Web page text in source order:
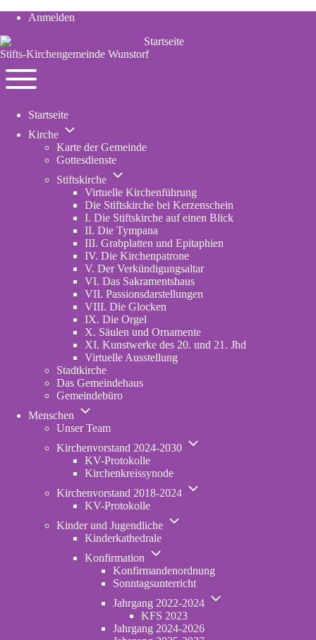
User
account
menu
Anmelden
Stifts-Kirchengemeinde Wunstorf
Navigation
main
Startseite
Kirche
Unternavigation
Kirche
Karte der Gemeinde
Gottesdienste
Stiftskirche
Unternavigation
Stiftskirche
Virtuelle Kirchenführung
Die Stiftskirche bei Kerzenschein
I. Die Stiftskirche auf einen Blick
II. Die Tympana
III. Grabplatten und Epitaphien
IV. Die Kirchenpatrone
V. Der Verkündigungsaltar
VI. Das Sakramentshaus
VII. Passionsdarstellungen
VIII. Die Glocken
IX. Die Orgel
X. Säulen und Ornamente
XI. Kunstwerke des 20. und 21. Jhd
Virtuelle Ausstellung
Stadtkirche
Das Gemeindehaus
Gemeindebüro
Menschen
Unternavigation
Menschen
Unser Team
Kirchenvorstand 2024-2030
Unternavigation
2030
KV-Protokolle
Kirchenkreissynode
Kirchenvorstand 2018-2024
Unternavigation
KV-Protokolle
Kinder und Jugendliche
Unternavigation
Jugendliche
Kinderkathedrale
Konfirmation
Unternavigation
Konfirmation
Konfirmandenordnung
Sonntagsunterricht
Jahrgang 2022-2024
Unternavigation
KFS 2023
Jahrgang 2024-2026